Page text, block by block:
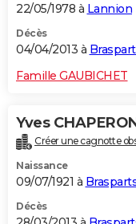
22/05/1978 à Lannion
Décès
04/04/2013 à
Famille GAUBICHET
Yves
Créer une cagnotte
Naissance
09/07/1921 à
Décès